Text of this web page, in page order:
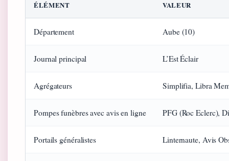
ÉLÉMENT VALEUR
Département Aube (10)
Journal principal L’Est Éclair
Agrégateurs Simplifia, Libra
Pompes funèbres avec avis en ligne PFG (Roc Eclerc),
Portails généralistes Linternaute, Avis